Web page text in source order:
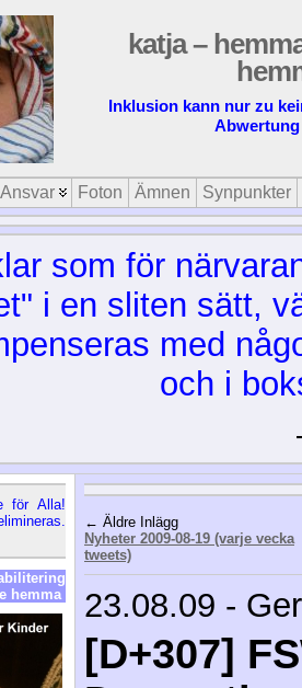
katja –
Inklusion kann nur zu
Ansvar Foton Ämnen Synpunkter
som för
i en sliten sätt,
med
och i
för Alla!
hemma
← Äldre Inlägg
Nyheter 2009-08-19 (varje vecka
tweets)
23.08.09 -
[D+307]